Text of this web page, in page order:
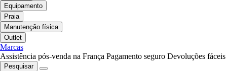
Equipamento
Praia
Manutenção física
Outlet
Marcas
Assistência pós-venda na França Pagamento seguro Devoluções fáceis
Pesquisar